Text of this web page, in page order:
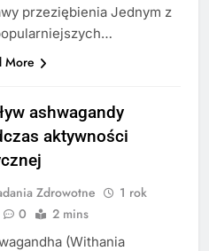
przeziębienia Jednym z
More
ashwagandy
aktywności
Zdrowotne
1 rok
0 2 mins
(Withania